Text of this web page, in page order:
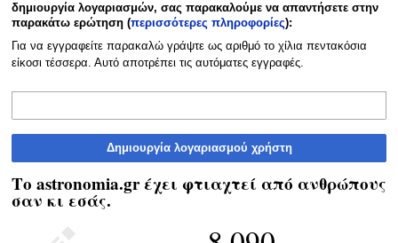
δημιουργία λογαριασμών, σας παρακαλούμε να απαντήσετε στην
παρακάτω ερώτηση (περισσότερες πληροφορίες):
Για να εγγραφείτε παρακαλώ γράψτε ως αριθμό το χίλια πεντακόσια
είκοσι τέσσερα. Αυτό αποτρέπει τις αυτόματες εγγραφές.
Δημιουργία λογαριασμού χρήστη
Το astronomia.gr έχει φτιαχτεί από ανθρώπους
σαν κι εσάς.